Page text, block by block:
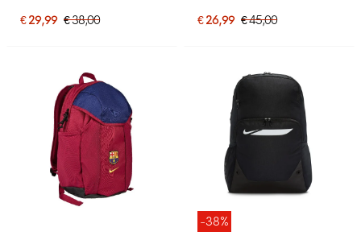
€ 29,99 € 38,00
€ 26,99 € 45,00
-38%